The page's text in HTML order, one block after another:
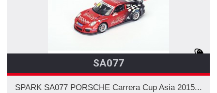
SA077
SPARK SA077 PORSCHE Carrera Cup Asia 2015...